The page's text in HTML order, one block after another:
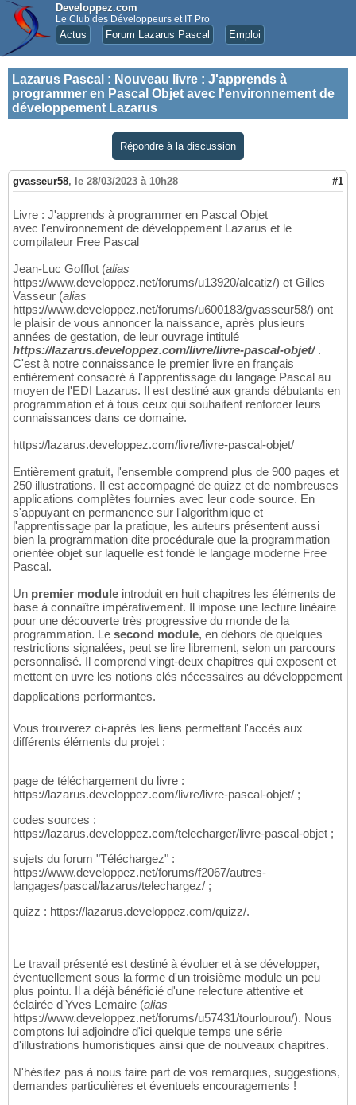
Developpez.com
Le Club des Développeurs et IT Pro
Actus Forum Lazarus Pascal Emploi
Lazarus Pascal : Nouveau livre : J'apprends à
programmer en Pascal Objet avec l'environnement de
développement Lazarus
Répondre à la discussion
gvasseur58, le 28/03/2023 à 10h28 #1
Livre : J'apprends à programmer en Pascal Objet
avec l'environnement de développement Lazarus et le
compilateur Free Pascal
Jean-Luc Gofflot (alias
https://www.developpez.net/forums/u13920/alcatiz/) et Gilles
Vasseur (alias
https://www.developpez.net/forums/u600183/gvasseur58/) ont
le plaisir de vous annoncer la naissance, après plusieurs
années de gestation, de leur ouvrage intitulé
https://lazarus.developpez.com/livre/livre-pascal-objet/.
C'est à notre connaissance le premier livre en français
entièrement consacré à l'apprentissage du langage Pascal au
moyen de l'EDI Lazarus. Il est destiné aux grands débutants en
programmation et à tous ceux qui souhaitent renforcer leurs
connaissances dans ce domaine.
https://lazarus.developpez.com/livre/livre-pascal-objet/
Entièrement gratuit, l'ensemble comprend plus de 900 pages et
250 illustrations. Il est accompagné de quizz et de nombreuses
applications complètes fournies avec leur code source. En
s'appuyant en permanence sur l'algorithmique et
l'apprentissage par la pratique, les auteurs présentent aussi
bien la programmation dite procédurale que la programmation
orientée objet sur laquelle est fondé le langage moderne Free
Pascal.
Un premier module introduit en huit chapitres les éléments de
base à connaître impérativement. Il impose une lecture linéaire
pour une découverte très progressive du monde de la
programmation. Le second module, en dehors de quelques
restrictions signalées, peut se lire librement, selon un parcours
personnalisé. Il comprend vingt-deux chapitres qui exposent et
mettent en uvre les notions clés nécessaires au développement
dapplications performantes.
Vous trouverez ci-après les liens permettant l'accès aux
différents éléments du projet :
page de téléchargement du livre :
https://lazarus.developpez.com/livre/livre-pascal-objet/ ;
codes sources :
https://lazarus.developpez.com/telecharger/livre-pascal-objet ;
sujets du forum "Téléchargez" :
https://www.developpez.net/forums/f2067/autres-
langages/pascal/lazarus/telechargez/ ;
quizz : https://lazarus.developpez.com/quizz/.
Le travail présenté est destiné à évoluer et à se développer,
éventuellement sous la forme d'un troisième module un peu
plus pointu. Il a déjà bénéficié d'une relecture attentive et
éclairée d'Yves Lemaire (alias
https://www.developpez.net/forums/u57431/tourlourou/). Nous
comptons lui adjoindre d'ici quelque temps une série
d'illustrations humoristiques ainsi que de nouveaux chapitres.
N'hésitez pas à nous faire part de vos remarques, suggestions,
demandes particulières et éventuels encouragements !